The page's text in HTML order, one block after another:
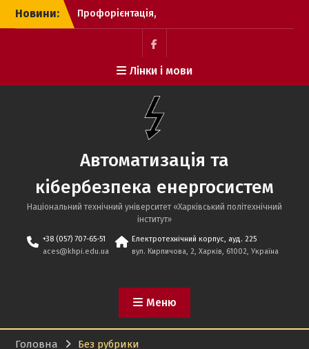
Перейти
Новини:
Профорієнтація,
2025.09.12, Височанський
Профорієнтація,
2025.01.12, ХЛ №95
Профорієнтаційний захід
із “Відокремлений
структурний підрозділ
політехнічний фаховий
коледж НТУ «ХПІ»
Пункт
меню
Лінки і мови
Автоматизація та
кібербезпека енергосистем
Національний технічний університет «Харківський політехнічний
iнститут»
+38 (057) 707-65-51
aces@khpi.edu.ua
Електротехнічний корпус, ауд. 225
вул. Кирпичова, 2, Харків, 61002, Україна
Меню
Головна Без рубрики